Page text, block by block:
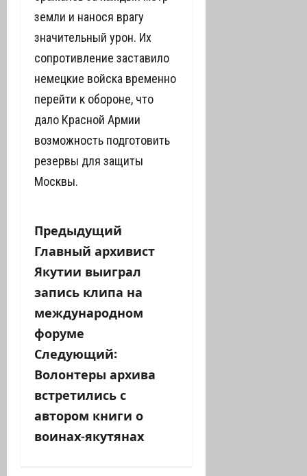
земли и нанося врагу
значительный урон. Их
сопротивление заставило
немецкие войска временно
перейти к обороне, что
дало Красной Армии
возможность подготовить
резервы для защиты
Москвы.
Н
а
в
и
г
а
ц
и
Предыдущий
Главный архивист
Якутии выиграл
запись клипа на
международном
форуме
Следующий:
Волонтеры архива
встретились с
автором книги о
воинах-якутянах